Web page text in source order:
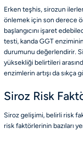
Erken teşhis, sirozun
önlemek için son derece
başlangıcını işaret
testi, kanda GGT
durumunu değerlendirir.
yüksekliği belirtileri
enzimlerin artışı da sıkça
Siroz Risk
Siroz gelişimi, belirli risk
risk faktörlerinin bazıları